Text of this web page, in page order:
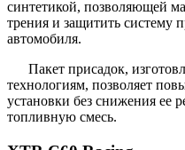
синтетикой, позволяющей
трения и защитить систему
автомобиля.
Пакет присадок,
технологиям, позволяет
установки без снижения ее
топливную смесь.